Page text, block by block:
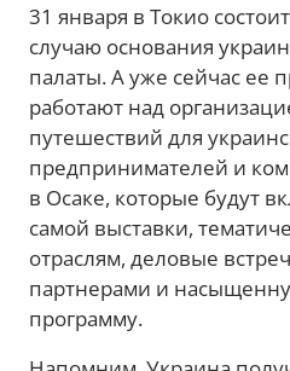
31 января в Токио
случаю основания
палаты. А уже сейчас ее
работают над
путешествий для
предпринимателей и
в Осаке, которые будут
самой выставки,
отраслям, деловые
партнерами и
программу.